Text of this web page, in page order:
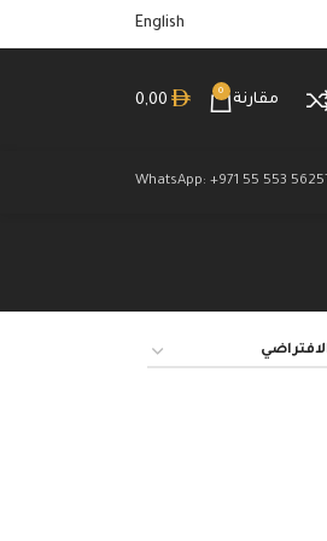
English
مقارنة
0
0,00
WhatsApp: +971 55 553 5625